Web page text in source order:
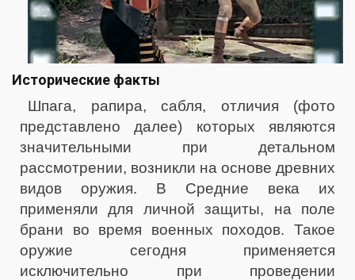
Исторические факты
Шпага, рапира, сабля, отличия (фото
представлено далее) которых являются
значительными при детальном
рассмотрении, возникли на основе древних
видов оружия. В Средние века их
применяли для личной защиты, на поле
брани во время военных походов. Такое
оружие сегодня применяется
исключительно при проведении